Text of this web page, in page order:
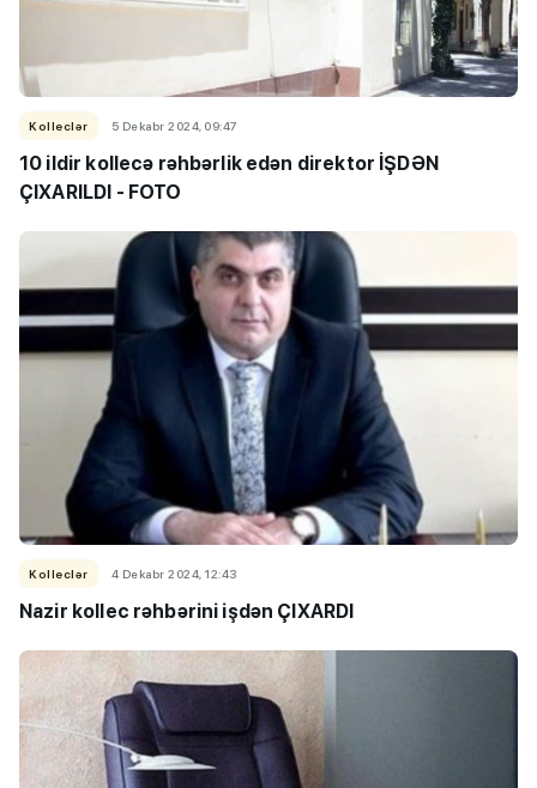
Kolleclər 5 Dekabr 2024, 09:47
10 ildir kollecə rəhbərlik edən direktor İŞDƏN
ÇIXARILDI - FOTO
Kolleclər 4 Dekabr 2024, 12:43
Nazir kollec rəhbərini işdən ÇIXARDI